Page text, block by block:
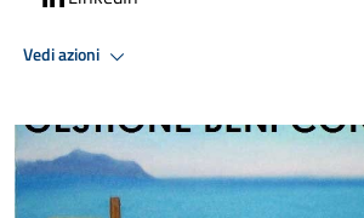
Vedi azioni